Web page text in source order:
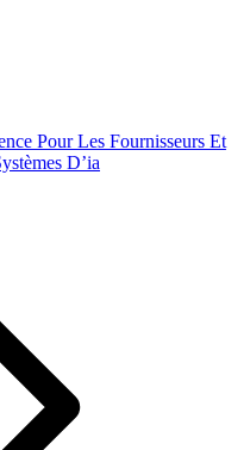
Pour Les Fournisseurs Et
D’ia